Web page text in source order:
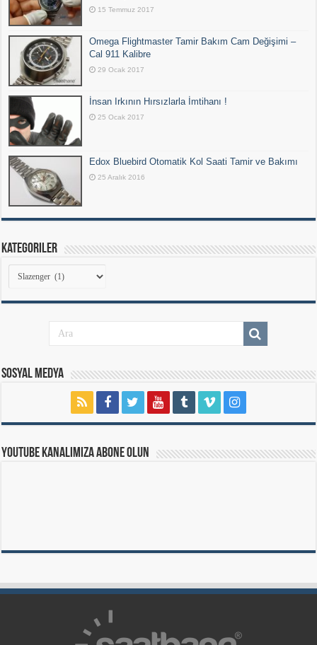
15 Temmuz 2017
Omega Flightmaster Tamir Bakım Cam Değişimi –
Cal 911 Kalibre
29 Ocak 2017
İnsan Irkının Hırsızlarla İmtihanı !
25 Ocak 2017
Edox Bluebird Otomatik Kol Saati Tamir ve Bakımı
25 Aralık 2016
Kategoriler
Kategoriler
Sosyal Medya
Youtube Kanalımıza Abone Olun